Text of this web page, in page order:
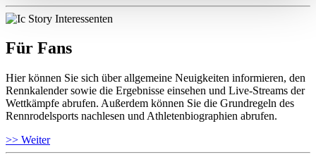
Für Fans
Hier können Sie sich über allgemeine Neuigkeiten informieren, den
Rennkalender sowie die Ergebnisse einsehen und Live-Streams der
Wettkämpfe abrufen. Außerdem können Sie die Grundregeln des
Rennrodelsports nachlesen und Athletenbiographien abrufen.
>> Weiter